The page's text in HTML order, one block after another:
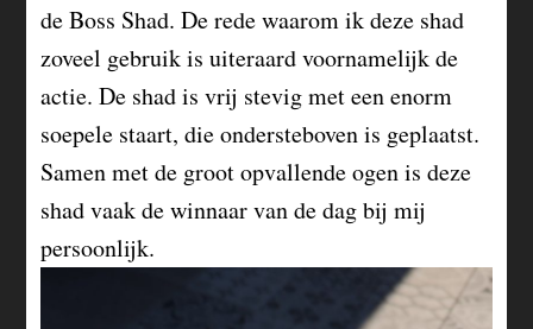
de Boss Shad. De rede waarom ik deze shad
zoveel gebruik is uiteraard voornamelijk de
actie. De shad is vrij stevig met een enorm
soepele staart, die ondersteboven is geplaatst.
Samen met de groot opvallende ogen is deze
shad vaak de winnaar van de dag bij mij
persoonlijk.